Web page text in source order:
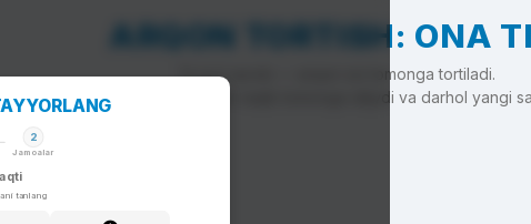
ARQON TORTISH: ONA
To'g'ri javob — arqon siz tomonga tortiladi.
Noto'g'ri javob — arqon raqib tomonga siljiydi va darhol yangi
2
Jamoalar
tanlang